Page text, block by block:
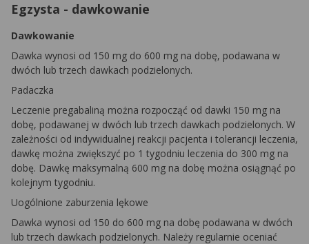
Egzysta - dawkowanie
Dawkowanie
Dawka wynosi od 150 mg do 600 mg na dobę, podawana w
dwóch lub trzech dawkach podzielonych.
Padaczka
Leczenie pregabaliną można rozpocząć od dawki 150 mg na
dobę, podawanej w dwóch lub trzech dawkach podzielonych. W
zależności od indywidualnej reakcji pacjenta i tolerancji leczenia,
dawkę można zwiększyć po 1 tygodniu leczenia do 300 mg na
dobę. Dawkę maksymalną 600 mg na dobę można osiągnąć po
kolejnym tygodniu.
Uogólnione zaburzenia lękowe
Dawka wynosi od 150 do 600 mg na dobę podawana w dwóch
lub trzech dawkach podzielonych. Należy regularnie oceniać